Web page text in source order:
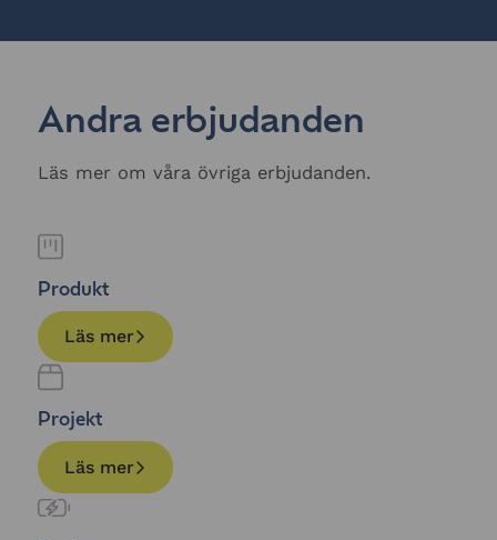
Andra erbjudanden
Läs mer om våra övriga erbjudanden.
Produkt
Läs mer
Projekt
Läs mer